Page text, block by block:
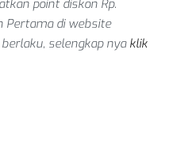
point diskon Rp.
Pertamadi website
selengkap nya klik